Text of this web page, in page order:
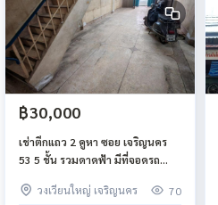
฿30,000
เช่าตึกแถว 2 คูหา ซอย เจริญนคร
53 5 ชั้น รวมดาดฟ้า มีที่จอดรถ
ออฟฟิศวงเวียนใหญ่ เจริญนคร 70